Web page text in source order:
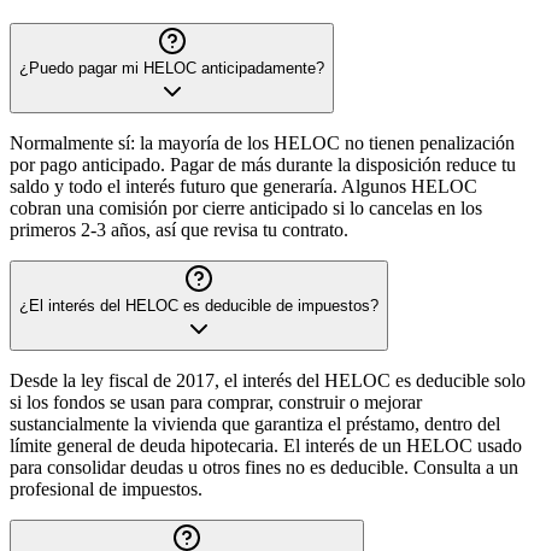
¿Puedo pagar mi HELOC anticipadamente?
Normalmente sí: la mayoría de los HELOC no tienen penalización
por pago anticipado. Pagar de más durante la disposición reduce tu
saldo y todo el interés futuro que generaría. Algunos HELOC
cobran una comisión por cierre anticipado si lo cancelas en los
primeros 2-3 años, así que revisa tu contrato.
¿El interés del HELOC es deducible de impuestos?
Desde la ley fiscal de 2017, el interés del HELOC es deducible solo
si los fondos se usan para comprar, construir o mejorar
sustancialmente la vivienda que garantiza el préstamo, dentro del
límite general de deuda hipotecaria. El interés de un HELOC usado
para consolidar deudas u otros fines no es deducible. Consulta a un
profesional de impuestos.